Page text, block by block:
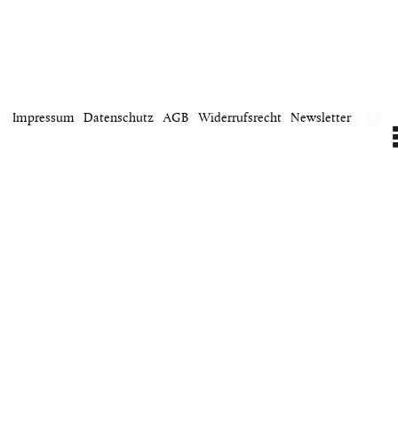
wir
Impressum Datenschutz AGB Widerrufsrecht Newsletter